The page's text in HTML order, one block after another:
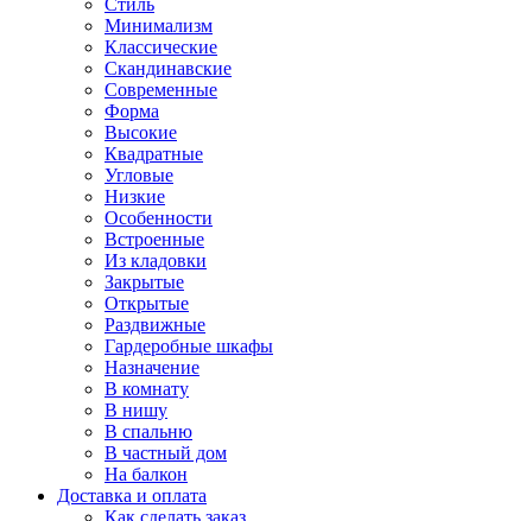
Стиль
Минимализм
Классические
Скандинавские
Современные
Форма
Высокие
Квадратные
Угловые
Низкие
Особенности
Встроенные
Из кладовки
Закрытые
Открытые
Раздвижные
Гардеробные шкафы
Назначение
В комнату
В нишу
В спальню
В частный дом
На балкон
Доставка и оплата
Как сделать заказ